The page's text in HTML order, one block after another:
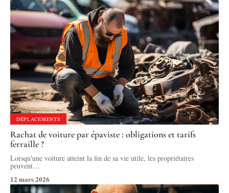
DÉPLACEMENTS
Rachat de voiture par épaviste : obligations et tarifs
ferraille ?
Lorsqu'une voiture atteint la fin de sa vie utile, les propriétaires
peuvent…
12 mars 2026